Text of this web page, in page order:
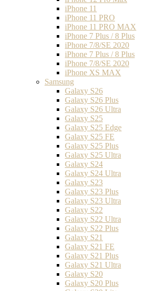
iPhone 11
iPhone 11 PRO
iPhone 11 PRO MAX
iPhone 7 Plus / 8 Plus
iPhone 7/8/SE 2020
iPhone 7 Plus / 8 Plus
iPhone 7/8/SE 2020
iPhone XS MAX
Samsung
Galaxy S26
Galaxy S26 Plus
Galaxy S26 Ultra
Galaxy S25
Galaxy S25 Edge
Galaxy S25 FE
Galaxy S25 Plus
Galaxy S25 Ultra
Galaxy S24
Galaxy S24 Ultra
Galaxy S23
Galaxy S23 Plus
Galaxy S23 Ultra
Galaxy S22
Galaxy S22 Ultra
Galaxy S22 Plus
Galaxy S21
Galaxy S21 FE
Galaxy S21 Plus
Galaxy S21 Ultra
Galaxy S20
Galaxy S20 Plus